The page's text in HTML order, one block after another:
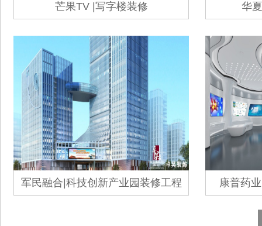
芒果TV |写字楼装修 华
军民融合|科技创新产业园装修工程 康普药